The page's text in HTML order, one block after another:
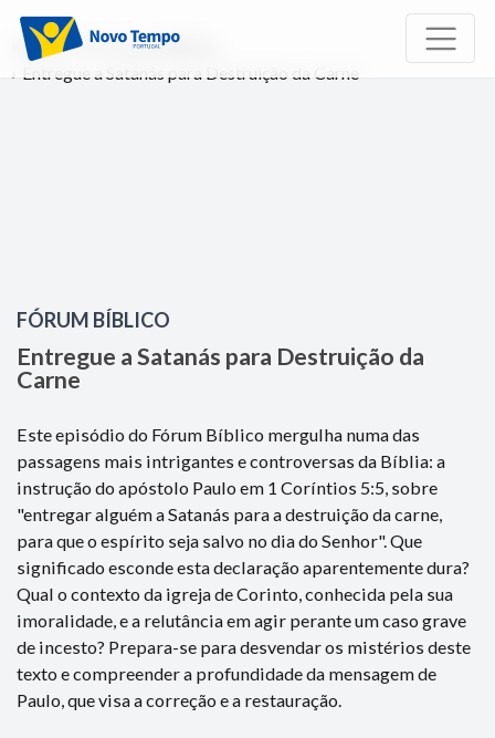
Início TV
Fórum Bíblico
Entregue a Satanás para Destruição da Carne
FÓRUM BÍBLICO
Entregue a Satanás para Destruição da
Carne
Este episódio do Fórum Bíblico mergulha numa das
passagens mais intrigantes e controversas da Bíblia: a
instrução do apóstolo Paulo em 1 Coríntios 5:5, sobre
"entregar alguém a Satanás para a destruição da carne,
para que o espírito seja salvo no dia do Senhor". Que
significado esconde esta declaração aparentemente dura?
Qual o contexto da igreja de Corinto, conhecida pela sua
imoralidade, e a relutância em agir perante um caso grave
de incesto? Prepara-se para desvendar os mistérios deste
texto e compreender a profundidade da mensagem de
Paulo, que visa a correção e a restauração.